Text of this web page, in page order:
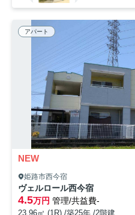
アパート
NEW
姫路市西今宿
ヴェルロール⻄今宿
4.5万円 管理/共益費-
23.96㎡ (1R) /築25年 /2階建